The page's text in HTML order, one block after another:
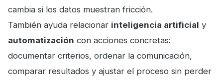
cambia si los datos muestran fricción.
También ayuda relacionar inteligencia artificial y
automatización con acciones concretas:
documentar criterios, ordenar la comunicación,
comparar resultados y ajustar el proceso sin perder